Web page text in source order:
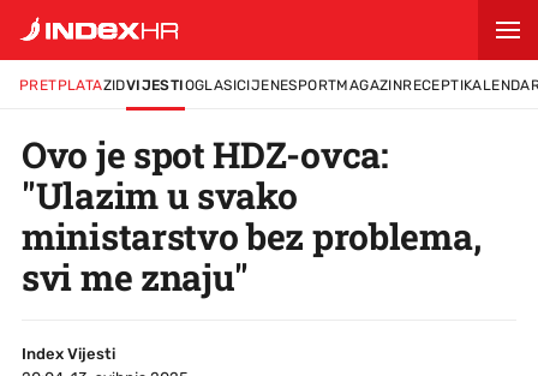
PRETPLATAZIDVIJESTIOGLASICIJENESPORTMAGAZINRECEPTI
Ovo je spot HDZ-ovca:
"Ulazim u svako
ministarstvo bez problema,
svi me znaju"
Index Vijesti